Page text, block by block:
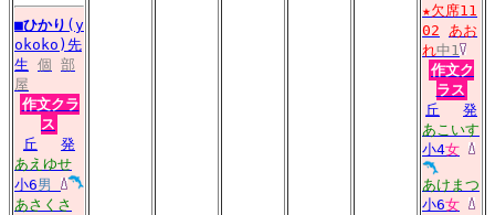
■ひかり (y
okoko)先
生 個 部
屋
作文クラ
ス
丘
発
あえゆせ
小6男
あさくさ
★欠席11
02
あお
れ中1
作文ク
ラス
丘
発
あこいす
小4女
あけまつ
小6女